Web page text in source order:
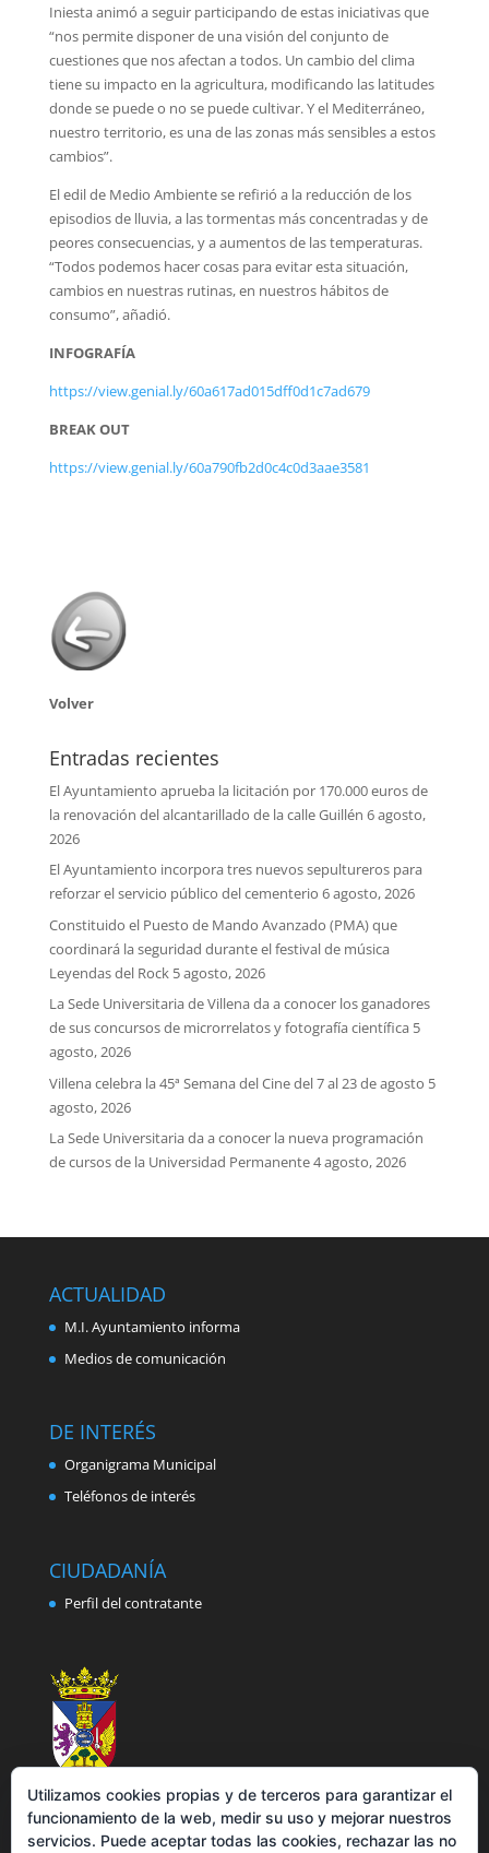
Iniesta animó a seguir participando de estas iniciativas que
“nos permite disponer de una visión del conjunto de
cuestiones que nos afectan a todos. Un cambio del clima
tiene su impacto en la agricultura, modificando las latitudes
donde se puede o no se puede cultivar. Y el Mediterráneo,
nuestro territorio, es una de las zonas más sensibles a estos
cambios”.
El edil de Medio Ambiente se refirió a la reducción de los
episodios de lluvia, a las tormentas más concentradas y de
peores consecuencias, y a aumentos de las temperaturas.
“Todos podemos hacer cosas para evitar esta situación,
cambios en nuestras rutinas, en nuestros hábitos de
consumo”, añadió.
INFOGRAFÍA
https://view.genial.ly/60a617ad015dff0d1c7ad679
BREAK OUT
https://view.genial.ly/60a790fb2d0c4c0d3aae3581
Volver
Entradas recientes
El Ayuntamiento aprueba la licitación por 170.000 euros de
la renovación del alcantarillado de la calle Guillén 6 agosto,
2026
El Ayuntamiento incorpora tres nuevos sepultureros para
reforzar el servicio público del cementerio 6 agosto, 2026
Constituido el Puesto de Mando Avanzado (PMA) que
coordinará la seguridad durante el festival de música
Leyendas del Rock 5 agosto, 2026
La Sede Universitaria de Villena da a conocer los ganadores
de sus concursos de microrrelatos y fotografía científica 5
agosto, 2026
Villena celebra la 45ª Semana del Cine del 7 al 23 de agosto 5
agosto, 2026
La Sede Universitaria da a conocer la nueva programación
de cursos de la Universidad Permanente4 agosto, 2026
ACTUALIDAD
M.I. Ayuntamiento informa
Medios de comunicación
DE INTERÉS
Organigrama Municipal
Teléfonos de interés
CIUDADANÍA
Perfil del contratante
Utilizamos cookies propias y de terceros para garantizar el
funcionamiento de la web, medir su uso y mejorar nuestros
servicios. Puede aceptar todas las cookies, rechazar las no